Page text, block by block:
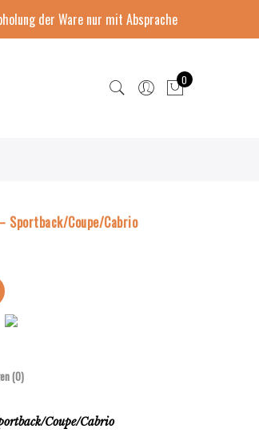
der Ware nur mit Absprache
0
Sportback/Coupe/Cabrio
(0)
Coupe/Cabrio